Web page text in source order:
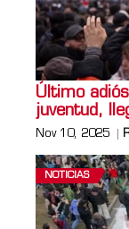
Último
juventud,
Nov 10, 2025
NOTICIAS